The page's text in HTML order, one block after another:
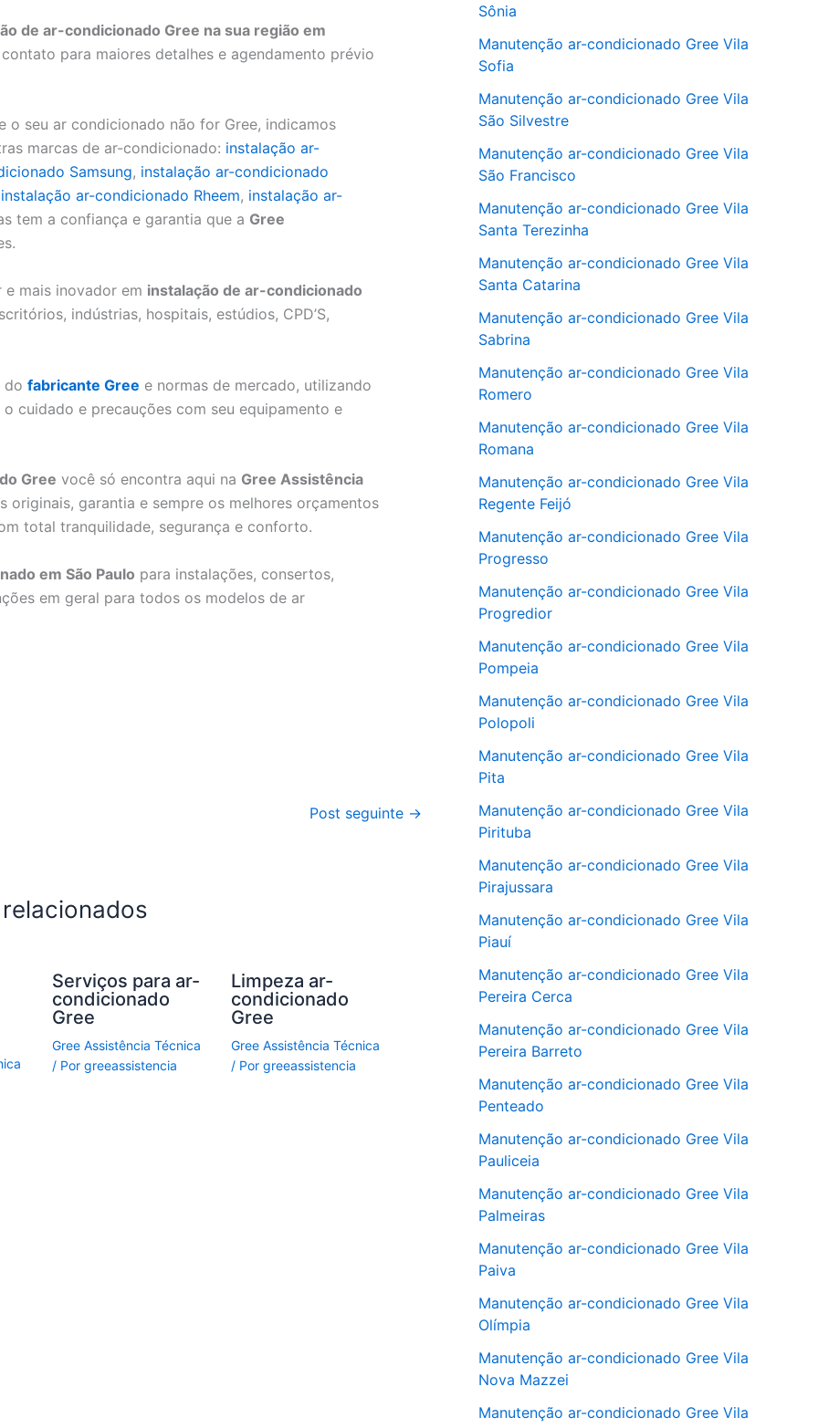
de ar-condicionado Gree na sua região em
para maiores detalhes e agendamento prévio
o seu ar condicionado não for Gree, indicamos
marcas de ar-condicionado: instalação ar-
Samsung, instalação ar-condicionado
instalação ar-condicionado Rheem, instalação ar-
tem a confiança e garantia que a Gree
e mais inovador em instalação de ar-condicionado
indústrias, hospitais, estúdios, CPD’S,
do fabricante Gree e normas de mercado, utilizando
cuidado e precauções com seu equipamento e
Gree você só encontra aqui na Gree Assistência
originais, garantia e sempre os melhores orçamentos
total tranquilidade, segurança e conforto.
em São Paulo para instalações, consertos,
em geral para todos os modelos de ar
Post seguinte →
Serviços para ar-
condicionado
Gree
Gree Assistência Técnica
/ Por greeassistencia
Limpeza ar-
condicionado
Gree
Gree Assistência Técnica
/ Por greeassistencia
Sônia
Manutenção ar-condicionado Gree Vila
Sofia
Manutenção ar-condicionado Gree Vila
São Silvestre
Manutenção ar-condicionado Gree Vila
São Francisco
Manutenção ar-condicionado Gree Vila
Santa Terezinha
Manutenção ar-condicionado Gree Vila
Santa Catarina
Manutenção ar-condicionado Gree Vila
Sabrina
Manutenção ar-condicionado Gree Vila
Romero
Manutenção ar-condicionado Gree Vila
Romana
Manutenção ar-condicionado Gree Vila
Regente Feijó
Manutenção ar-condicionado Gree Vila
Progresso
Manutenção ar-condicionado Gree Vila
Progredior
Manutenção ar-condicionado Gree Vila
Pompeia
Manutenção ar-condicionado Gree Vila
Polopoli
Manutenção ar-condicionado Gree Vila
Pita
Manutenção ar-condicionado Gree Vila
Pirituba
Manutenção ar-condicionado Gree Vila
Pirajussara
Manutenção ar-condicionado Gree Vila
Piauí
Manutenção ar-condicionado Gree Vila
Pereira Cerca
Manutenção ar-condicionado Gree Vila
Pereira Barreto
Manutenção ar-condicionado Gree Vila
Penteado
Manutenção ar-condicionado Gree Vila
Pauliceia
Manutenção ar-condicionado Gree Vila
Palmeiras
Manutenção ar-condicionado Gree Vila
Paiva
Manutenção ar-condicionado Gree Vila
Olímpia
Manutenção ar-condicionado Gree Vila
Nova Mazzei
Manutenção ar-condicionado Gree Vila